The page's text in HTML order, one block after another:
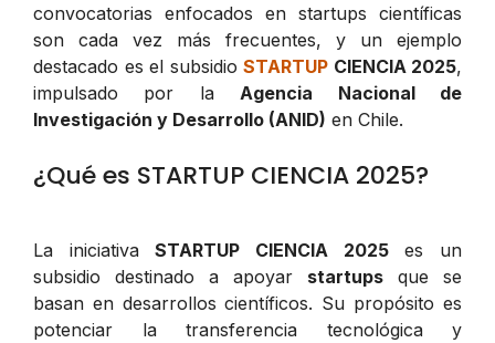
convocatorias enfocados en startups científicas
son cada vez más frecuentes, y un ejemplo
destacado es el subsidio STARTUP CIENCIA 2025,
impulsado por la Agencia Nacional de
Investigación y Desarrollo (ANID) en Chile.
¿Qué es STARTUP CIENCIA 2025?
La iniciativaSTARTUP CIENCIA 2025es un
subsidio destinado a apoyar startups que se
basan en desarrollos científicos. Su propósito es
potenciar la transferencia tecnológica y